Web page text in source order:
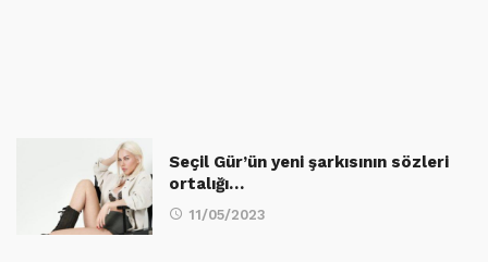
Seçil Gür’ün yeni şarkısının sözleri
ortalığı…
11/05/2023